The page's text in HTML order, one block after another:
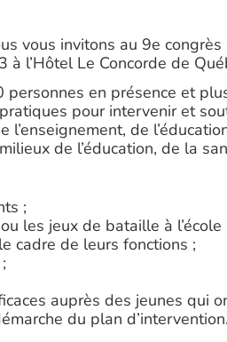
vous invitons au 9e
l’Hôtel Le Concorde de
en présence et
pour intervenir et
de
de l’éducation, de la
;
les jeux de bataille à l’école
cadre de leurs fonctions ;
auprès des jeunes qui
du plan d’intervention.